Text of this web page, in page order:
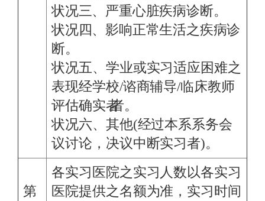
状况三、严重心脏疾病诊断。
状况四、影响正常生活之疾病诊
断。
状况五、学业或实习适应困难之
表现经学校/谘商辅导/临床教师
评估确实者。者。
状况六、其他(经过本系系务会
议讨论，决议中断实习者)。
第
各实习医院之实习人数以各实习
医院提供之名额为准，实习时间